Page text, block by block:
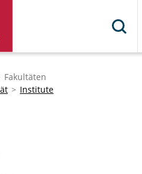
Fakultäten
Institute